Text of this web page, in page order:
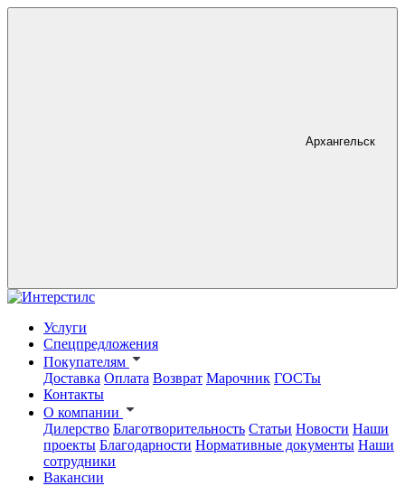
Архангельск
Услуги
Спецпредложения
Покупателям
Доставка Оплата Возврат Марочник ГОСТы
Контакты
О компании
Дилерство Благотворительность Статьи Новости Наши
проекты Благодарности Нормативные документы Наши
сотрудники
Вакансии